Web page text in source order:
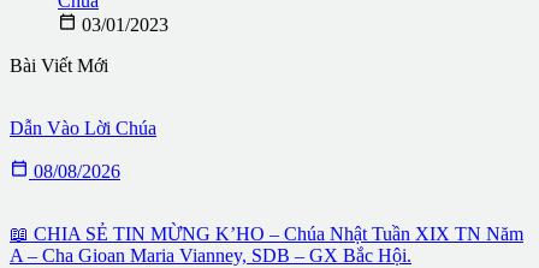
 03/01/2023
Bài Viết Mới
Dẫn Vào Lời Chúa
 08/08/2026
📖 CHIA SẺ TIN MỪNG K’HO – Chúa Nhật Tuần XIX TN Năm
A – Cha Gioan Maria Vianney, SDB – GX Bắc Hội.